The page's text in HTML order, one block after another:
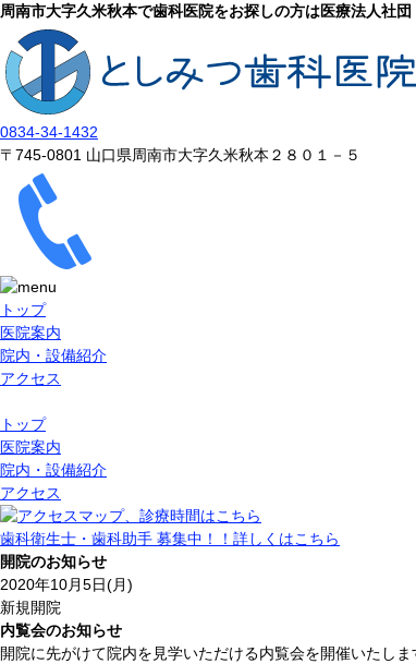
周南市大字久米秋本で歯科医院をお探しの方は医療法人社
0834-34-1432
〒745-0801 山口県周南市大字久米秋本２８０１－５
トップ
医院案内
院内・設備紹介
アクセス
トップ
医院案内
院内・設備紹介
アクセス
歯科衛生士・歯科助手 募集中！！ 詳しくはこちら
開院のお知らせ
2020年10月5日(月)
新規開院
内覧会のお知らせ
開院に先がけて院内を見学いただける内覧会を開催いたしま